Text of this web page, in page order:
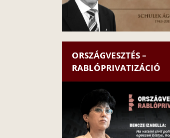
ORSZÁGVESZTÉS –
RABLÓPRIVATIZÁCIÓ